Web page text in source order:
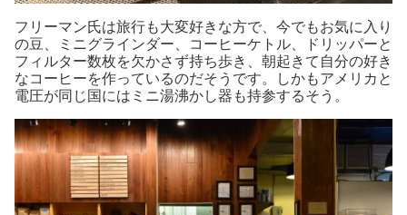
フリーマン氏は旅行も大変好きな方で、今でもお気に入り
の豆、ミニグラインダー、コーヒーケトル、ドリッパーと
フィルター数枚を欠かさず持ち歩き、朝起きて自分の好き
なコーヒーを作っているのだそうです。しかもアメリカと
電圧が同じ国にはミニ湯沸かし器も持参するそう。